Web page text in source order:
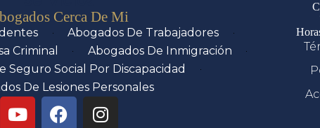
Cerca De Mi
Abogados De Trabajadores
Criminal
Abogados De Inmigración
Seguro Social Por Discapacidad
De Lesiones Personales